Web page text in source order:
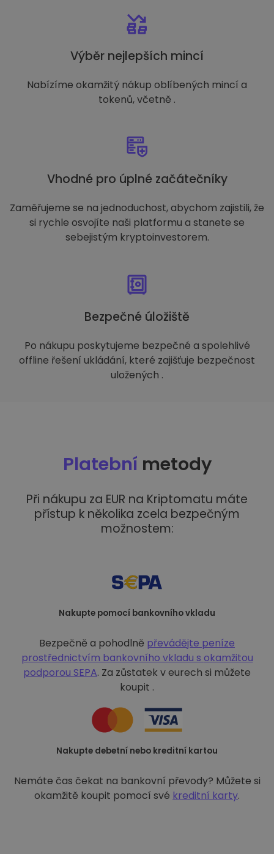
Výběr nejlepších mincí
Nabízíme okamžitý nákup oblíbených mincí a
tokenů, včetně .
Vhodné pro úplné začátečníky
Zaměřujeme se na jednoduchost, abychom zajistili, že
si rychle osvojíte naši platformu a stanete se
sebejistým kryptoinvestorem.
Bezpečné úložiště
Po nákupu poskytujeme bezpečné a spolehlivé
offline řešení ukládání, které zajišťuje bezpečnost
uložených .
Platební metody
Při nákupu za EUR na Kriptomatu máte
přístup k několika zcela bezpečným
možnostem:
Nakupte pomocí bankovního vkladu
Bezpečně a pohodlně převádějte peníze
prostřednictvím bankovního vkladu s okamžitou
podporou SEPA. Za zůstatek v eurech si můžete
koupit .
Nakupte debetní nebo kreditní kartou
Nemáte čas čekat na bankovní převody? Můžete si
okamžitě koupit pomocí své kreditní karty.